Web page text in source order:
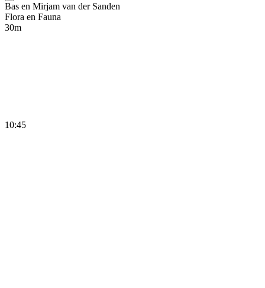
Bas en Mirjam van der Sanden
Flora en Fauna
30m
10:45